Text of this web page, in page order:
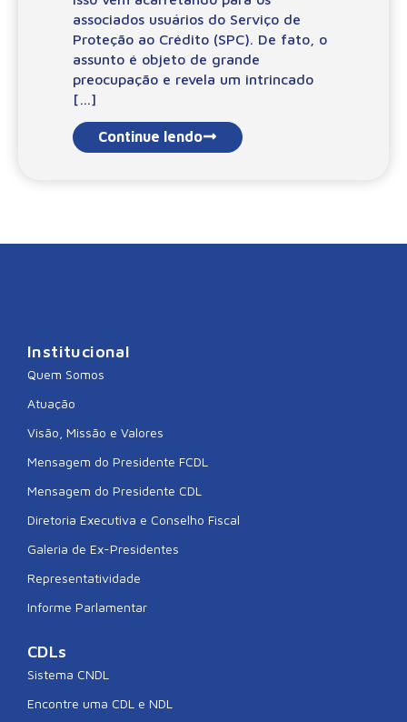
associados usuários do Serviço de
Proteção ao Crédito (SPC). De fato, o
assunto é objeto de grande
preocupação e revela um intrincado
[…]
Continue lendo
Institucional
Quem Somos
Atuação
Visão, Missão e Valores
Mensagem do Presidente FCDL
Mensagem do Presidente CDL
Diretoria Executiva e Conselho Fiscal
Galeria de Ex-Presidentes
Representatividade
Informe Parlamentar
CDLs
Sistema CNDL
Encontre uma CDL e NDL